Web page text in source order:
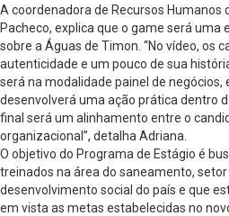
A coordenadora de Recursos Humanos
Pacheco, explica que o game será
sobre a Águas de Timon. “No vídeo, os
autenticidade e um pouco de sua
será na modalidade painel de negócios,
desenvolverá uma ação prática dentro
final será um alinhamento entre o
organizacional”, detalha Adriana.
O objetivo do Programa de Estágio é
treinados na área do saneamento,
desenvolvimento social do país e que
em vista as metas estabelecidas no